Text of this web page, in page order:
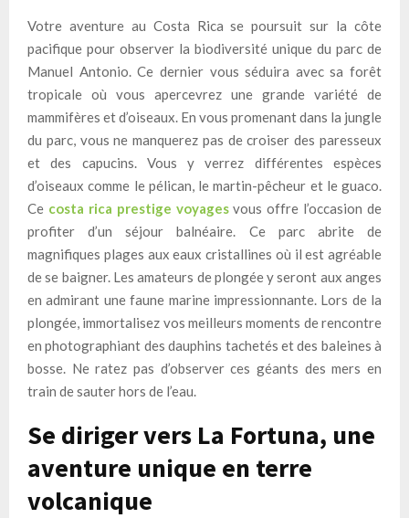
Votre aventure au Costa Rica se poursuit sur la côte
pacifique pour observer la biodiversité unique du parc de
Manuel Antonio. Ce dernier vous séduira avec sa forêt
tropicale où vous apercevrez une grande variété de
mammifères et d’oiseaux. En vous promenant dans la jungle
du parc, vous ne manquerez pas de croiser des paresseux
et des capucins. Vous y verrez différentes espèces
d’oiseaux comme le pélican, le martin-pêcheur et le guaco.
Ce costa rica prestige voyagesvous offre l’occasion de
profiter d’un séjour balnéaire. Ce parc abrite de
magnifiques plages aux eaux cristallines où il est agréable
de se baigner. Les amateurs de plongée y seront aux anges
en admirant une faune marine impressionnante. Lors de la
plongée, immortalisez vos meilleurs moments de rencontre
en photographiant des dauphins tachetés et des baleines à
bosse. Ne ratez pas d’observer ces géants des mers en
train de sauter hors de l’eau.
Se diriger vers La Fortuna, une
aventure unique en terre
volcanique